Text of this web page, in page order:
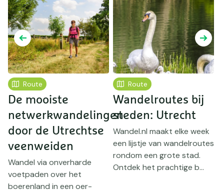
Route
De mooiste
netwerkwandelingen
door de Utrechtse
veenweiden
Wandel via onverharde
voetpaden over het
boerenland in een oer-
Route
Wandelroutes bij
steden: Utrecht
Wandel.nl maakt elke week
een lijstje van wandelroutes
rondom een grote stad.
Ontdek het prachtige b...